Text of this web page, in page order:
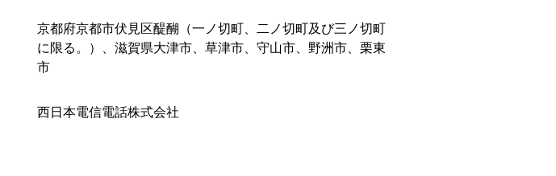
京都府京都市伏見区醍醐（一ノ切町、二ノ切町及び三ノ切町
に限る。）、滋賀県大津市、草津市、守山市、野洲市、栗東
市
西日本電信電話株式会社